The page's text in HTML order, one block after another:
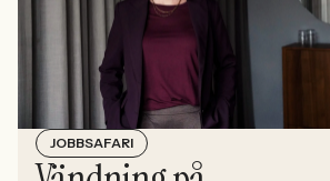
JOBBSAFARI